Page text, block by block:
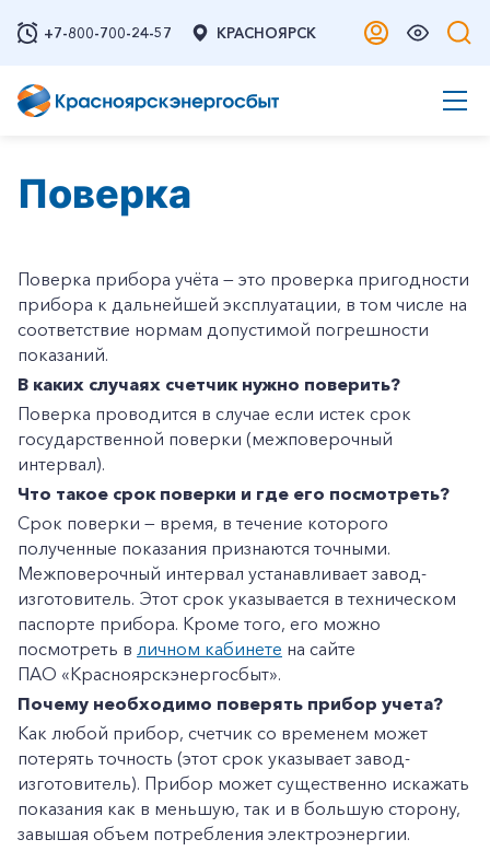
+7-800-700-24-57 КРАСНОЯРСК
Поверка
Поверка прибора учёта — это проверка пригодности
прибора к дальнейшей эксплуатации, в том числе на
соответствие нормам допустимой погрешности
показаний.
В каких случаях счетчик нужно поверить?
Поверка проводится в случае если истек срок
государственной поверки (межповерочный
интервал).
Что такое срок поверки и где его посмотреть?
Срок поверки — время, в течение которого
полученные показания признаются точными.
Межповерочный интервал устанавливает завод-
изготовитель. Этот срок указывается в техническом
паспорте прибора. Кроме того, его можно
посмотреть в личном кабинете на сайте
ПАО «Красноярскэнергосбыт».
Почему необходимо поверять прибор учета?
Как любой прибор, счетчик со временем может
потерять точность (этот срок указывает завод-
изготовитель). Прибор может существенно искажать
показания как в меньшую, так и в большую сторону,
завышая объем потребления электроэнергии.